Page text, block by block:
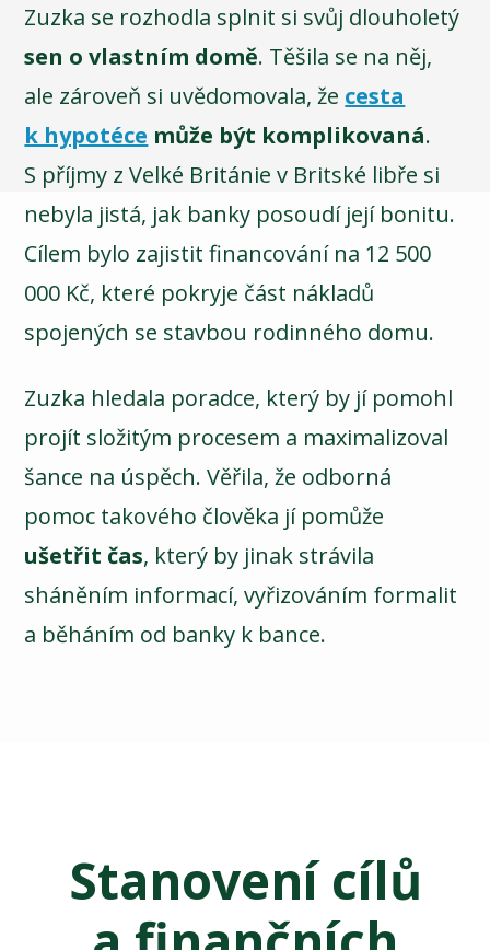
Zuzka se rozhodla splnit si svůj dlouholetý
sen o vlastním domě. Těšila se na něj,
ale zároveň si uvědomovala, že cesta
k hypotéce může být komplikovaná.
S příjmy z Velké Británie v Britské libře si
nebyla jistá, jak banky posoudí její bonitu.
Cílem bylo zajistit financování na 12 500
000 Kč, které pokryje část nákladů
spojených se stavbou rodinného domu.
Zuzka hledala poradce, který by jí pomohl
projít složitým procesem a maximalizoval
šance na úspěch. Věřila, že odborná
pomoc takového člověka jí pomůže
ušetřit čas, který by jinak strávila
sháněním informací, vyřizováním formalit
a běháním od banky k bance.
Stanovení cílů